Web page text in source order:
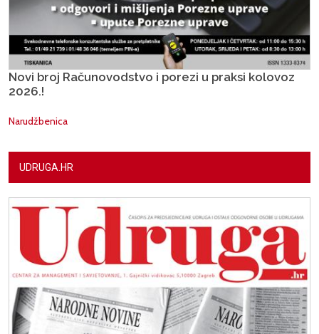
Novi broj Računovodstvo i porezi u praksi kolovoz
2026.!
Narudžbenica
UDRUGA.HR